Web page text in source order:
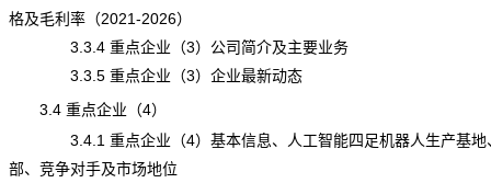
格及毛利率（2021-2026）
3.3.4 重点企业（3）公司简介及主要业务
3.3.5 重点企业（3）企业最新动态
3.4 重点企业（4）
3.4.1 重点企业（4）基本信息、人工智能四足机器人生产基地
部、竞争对手及市场地位